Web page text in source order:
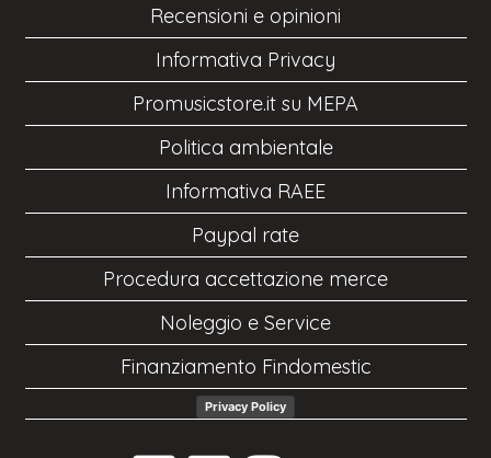
Recensioni e opinioni
Informativa Privacy
Promusicstore.it su MEPA
Politica ambientale
Informativa RAEE
Paypal rate
Procedura accettazione merce
Noleggio e Service
Finanziamento Findomestic
Privacy Policy